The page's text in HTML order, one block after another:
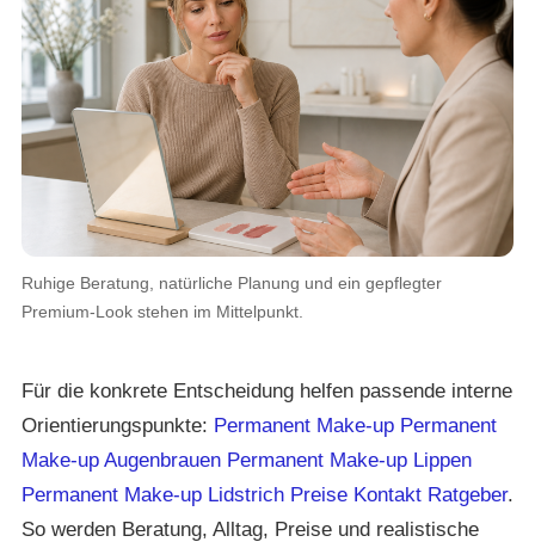
Ruhige Beratung, natürliche Planung und ein gepflegter
Premium-Look stehen im Mittelpunkt.
Für die konkrete Entscheidung helfen passende interne
Orientierungspunkte: Permanent Make-up Permanent
Make-up Augenbrauen Permanent Make-up Lippen
Permanent Make-up Lidstrich Preise Kontakt Ratgeber.
So werden Beratung, Alltag, Preise und realistische